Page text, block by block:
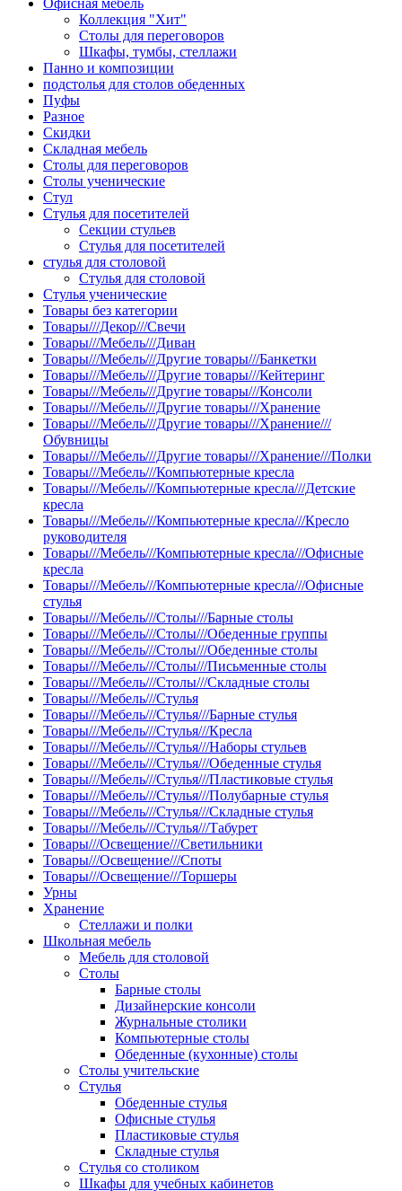
Офисная мебель
Коллекция "Хит"
Столы для переговоров
Шкафы, тумбы, стеллажи
Панно и композиции
подстолья для столов обеденных
Пуфы
Разное
Скидки
Складная мебель
Столы для переговоров
Столы ученические
Стул
Стулья для посетителей
Секции стульев
Стулья для посетителей
стулья для столовой
Стулья для столовой
Стулья ученические
Товары без категории
Товары///Декор///Свечи
Товары///Мебель///Диван
Товары///Мебель///Другие товары///Банкетки
Товары///Мебель///Другие товары///Кейтеринг
Товары///Мебель///Другие товары///Консоли
Товары///Мебель///Другие товары///Хранение
Товары///Мебель///Другие товары///Хранение///
Обувницы
Товары///Мебель///Другие товары///Хранение///Полки
Товары///Мебель///Компьютерные кресла
Товары///Мебель///Компьютерные кресла///Детские
кресла
Товары///Мебель///Компьютерные кресла///Кресло
руководителя
Товары///Мебель///Компьютерные кресла///Офисные
кресла
Товары///Мебель///Компьютерные кресла///Офисные
стулья
Товары///Мебель///Столы///Барные столы
Товары///Мебель///Столы///Обеденные группы
Товары///Мебель///Столы///Обеденные столы
Товары///Мебель///Столы///Письменные столы
Товары///Мебель///Столы///Складные столы
Товары///Мебель///Стулья
Товары///Мебель///Стулья///Барные стулья
Товары///Мебель///Стулья///Кресла
Товары///Мебель///Стулья///Наборы стульев
Товары///Мебель///Стулья///Обеденные стулья
Товары///Мебель///Стулья///Пластиковые стулья
Товары///Мебель///Стулья///Полубарные стулья
Товары///Мебель///Стулья///Складные стулья
Товары///Мебель///Стулья///Табурет
Товары///Освещение///Светильники
Товары///Освещение///Споты
Товары///Освещение///Торшеры
Урны
Хранение
Стеллажи и полки
Школьная мебель
Мебель для столовой
Столы
Барные столы
Дизайнерские консоли
Журнальные столики
Компьютерные столы
Обеденные (кухонные) столы
Столы учительские
Стулья
Обеденные стулья
Офисные стулья
Пластиковые стулья
Складные стулья
Стулья со столиком
Шкафы для учебных кабинетов